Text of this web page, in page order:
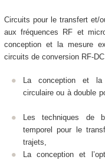
Circuits pour le transfert et/
aux fréquences RF et
conception et la mesure
circuits de conversion RF-
La conception et la
circulaire ou à double
Les techniques de
temporel pour le
trajets,
La conception et